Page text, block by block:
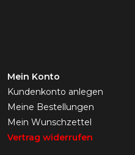
Mein Konto
Kundenkonto anlegen
Meine Bestellungen
Mein Wunschzettel
Vertrag widerrufen